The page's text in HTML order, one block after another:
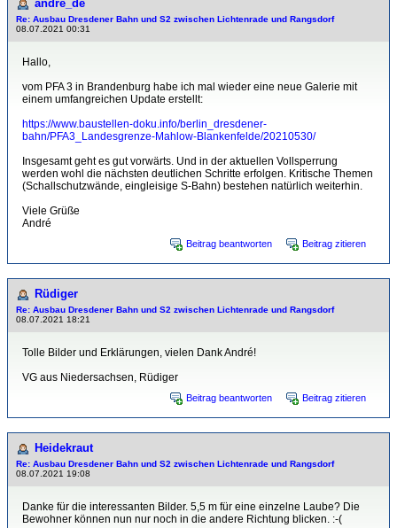
andre_de
Re: Ausbau Dresdener Bahn und S2 zwischen Lichtenrade und Rangsdorf
08.07.2021 00:31
Hallo,
vom PFA 3 in Brandenburg habe ich mal wieder eine neue Galerie mit
einem umfangreichen Update erstellt:
https://www.baustellen-doku.info/berlin_dresdener-
bahn/PFA3_Landesgrenze-Mahlow-Blankenfelde/20210530/
Insgesamt geht es gut vorwärts. Und in der aktuellen Vollsperrung
werden wohl die nächsten deutlichen Schritte erfolgen. Kritische Themen
(Schallschutzwände, eingleisige S-Bahn) bestehen natürlich weiterhin.
Viele Grüße
André
Beitrag beantworten Beitrag zitieren
Rüdiger
Re: Ausbau Dresdener Bahn und S2 zwischen Lichtenrade und Rangsdorf
08.07.2021 18:21
Tolle Bilder und Erklärungen, vielen Dank André!
VG aus Niedersachsen, Rüdiger
Beitrag beantworten Beitrag zitieren
Heidekraut
Re: Ausbau Dresdener Bahn und S2 zwischen Lichtenrade und Rangsdorf
08.07.2021 19:08
Danke für die interessanten Bilder. 5,5 m für eine einzelne Laube? Die
Bewohner können nun nur noch in die andere Richtung blicken. :-(